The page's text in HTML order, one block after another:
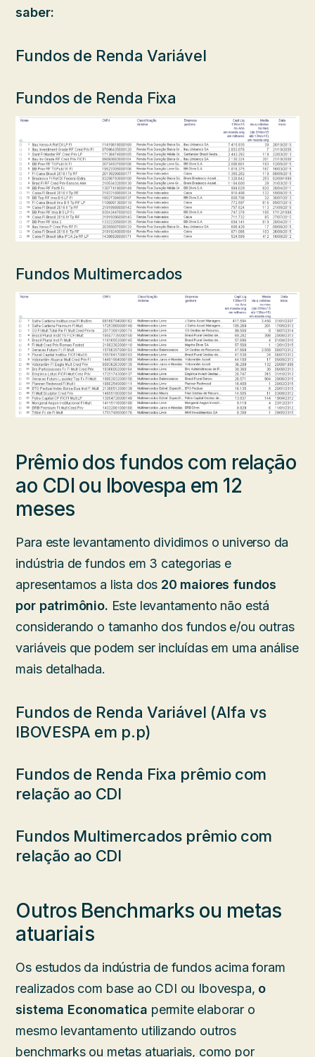
saber:
Fundos de Renda Variável
Fundos de Renda Fixa
Fundos Multimercados
Prêmio dos fundos com relação
ao CDI ou Ibovespa em 12
meses
Para este levantamento dividimos o universo da
indústria de fundos em 3 categorias e
apresentamos a lista dos 20 maiores fundos
por patrimônio. Este levantamento não está
considerando o tamanho dos fundos e/ou outras
variáveis que podem ser incluídas em uma análise
mais detalhada.
Fundos de Renda Variável (Alfa vs
IBOVESPA em p.p)
Fundos de Renda Fixa prêmio com
relação ao CDI
Fundos Multimercados prêmio com
relação ao CDI
Outros Benchmarks ou metas
atuariais
Os estudos da indústria de fundos acima foram
realizados com base ao CDI ou Ibovespa, o
sistema Economatica permite elaborar o
mesmo levantamento utilizando outros
benchmarks ou metas atuariais, como por